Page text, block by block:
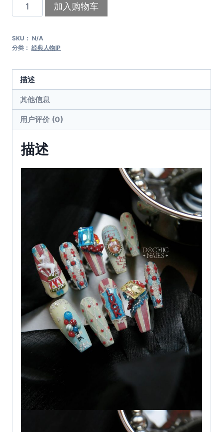
旧
戏
款）
加入购物车
SKU： N/A
分类： 经典人物IP
描述
其他信息
用户评价 (0)
描述